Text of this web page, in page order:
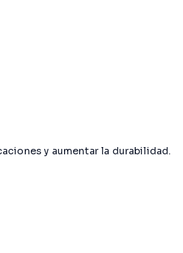
y aumentar la durabilidad.